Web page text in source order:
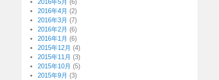
2016年5月 (6)
2016年4月 (2)
2016年3月 (7)
2016年2月 (6)
2016年1月 (6)
2015年12月 (4)
2015年11月 (3)
2015年10月 (5)
2015年9月 (3)